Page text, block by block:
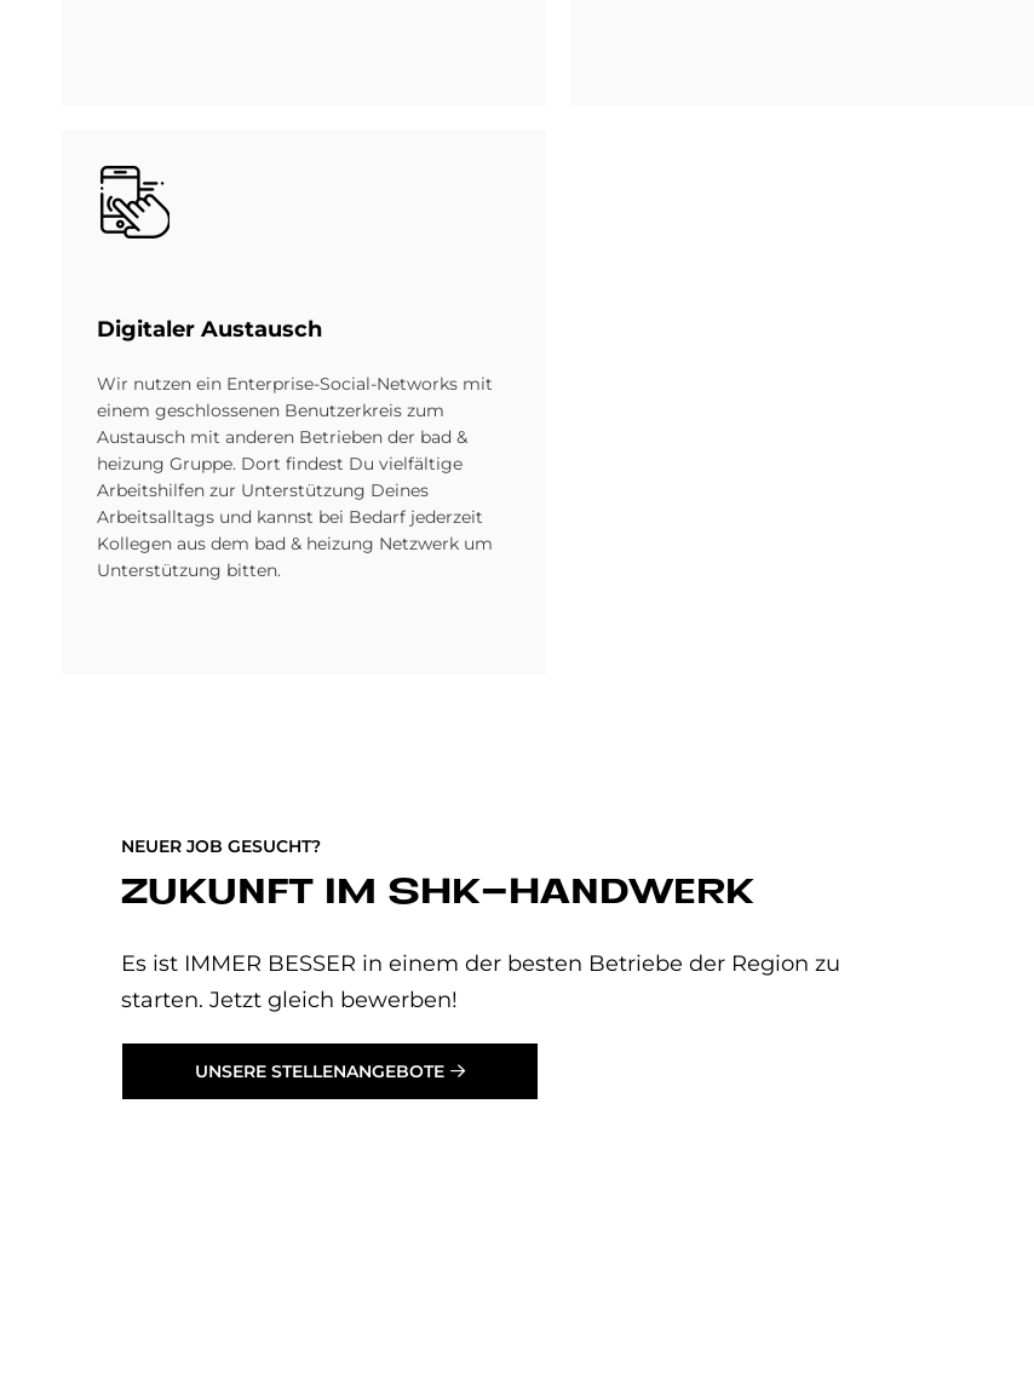
Bild
Di­gi­ta­ler Aus­tausch
Wir nutzen ein Enterprise-Social-Networks mit
einem geschlossenen Benutzerkreis zum
Austausch mit anderen Betrieben der bad &
heizung Gruppe. Dort findest Du vielfältige
Arbeitshilfen zur Unterstützung Deines
Arbeitsalltags und kannst bei Bedarf jederzeit
Kollegen aus dem bad & heizung Netzwerk um
Unterstützung bitten.
NEUER JOB GESUCHT?
ZUKUNFT IM SHK-HANDWERK
Es ist IMMER BESSER in einem der besten Betriebe der Region zu
starten. Jetzt gleich bewerben!
UNSERE STELLENANGEBOTE